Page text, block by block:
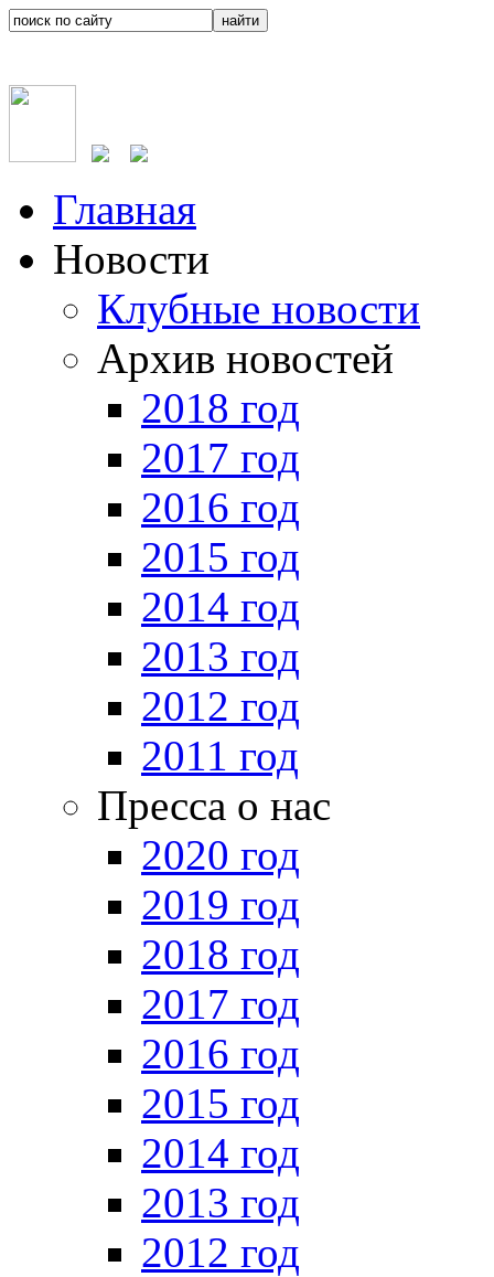
Главная
Новости
Клубные новости
Архив новостей
2018 год
2017 год
2016 год
2015 год
2014 год
2013 год
2012 год
2011 год
Пресса о нас
2020 год
2019 год
2018 год
2017 год
2016 год
2015 год
2014 год
2013 год
2012 год